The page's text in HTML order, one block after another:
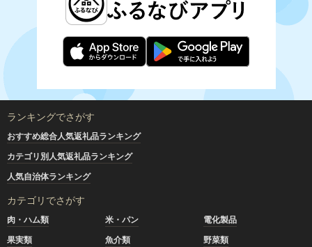
ランキングでさがす
おすすめ総合人気返礼品ランキング
カテゴリ別人気返礼品ランキング
人気自治体ランキング
カテゴリでさがす
肉・ハム類 米・パン
電化製品
果実類
魚介類
野菜類